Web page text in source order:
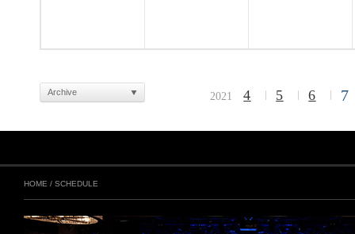
2021 4 5 6 7
Archive
HOME / SCHEDULE